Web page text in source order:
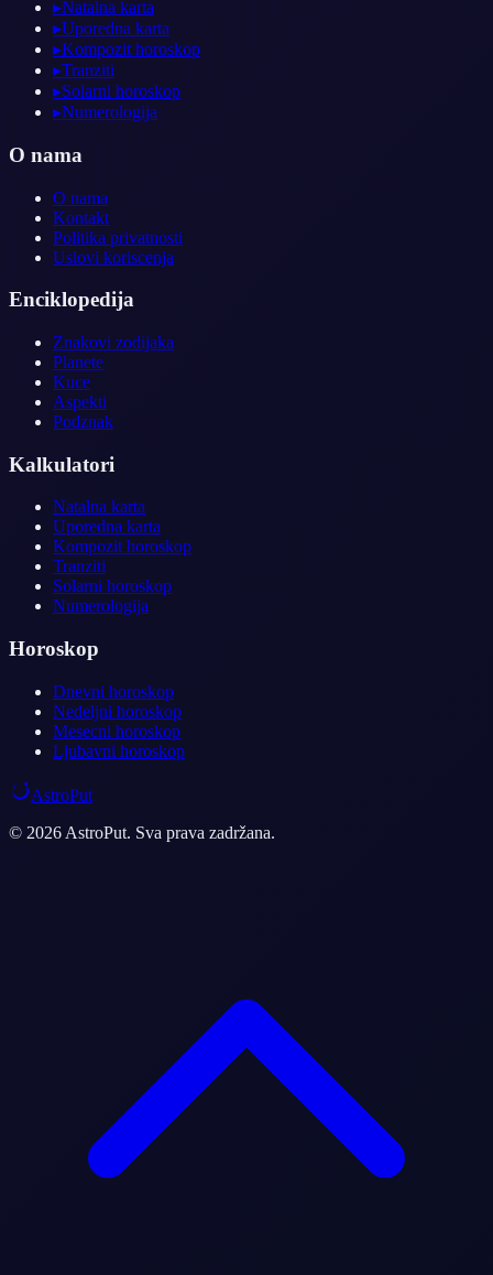
▸Natalna karta
▸Uporedna karta
▸Kompozit horoskop
▸Tranziti
▸Solarni horoskop
▸Numerologija
O nama
O nama
Kontakt
Politika privatnosti
Uslovi koriscenja
Enciklopedija
Znakovi zodijaka
Planete
Kuce
Aspekti
Podznak
Kalkulatori
Natalna karta
Uporedna karta
Kompozit horoskop
Tranziti
Solarni horoskop
Numerologija
Horoskop
Dnevni horoskop
Nedeljni horoskop
Mesecni horoskop
Ljubavni horoskop
AstroPut
© 2026 AstroPut. Sva prava zadržana.